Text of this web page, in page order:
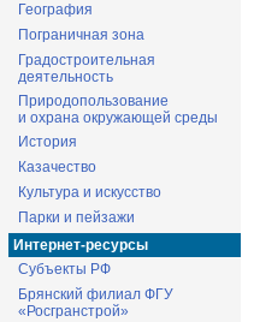
География
Пограничная зона
Градостроительная
деятельность
Природопользование
и охрана окружающей среды
История
Казачество
Культура и искусство
Парки и пейзажи
Интернет-ресурсы
Субъекты РФ
Брянский филиал ФГУ
«Росгранстрой»